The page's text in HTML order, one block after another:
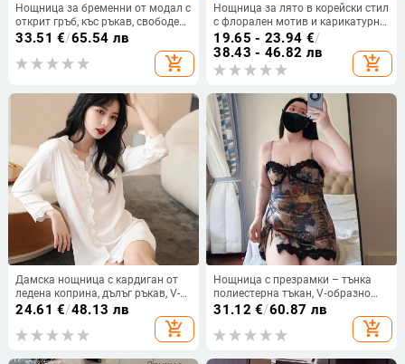
Нощница за бременни от модал с
открит гръб, къс ръкав, свободен
силует, вградени подплънки за
33.51 €/65.54 лв
add_shopping_cart
Нощница за лято в корейски стил
с флорален мотив и карикатурно
пате, Cloud Cotton Blend, кръгло
деколте, ръкав 3/4, миди
дължина
19.65 - 23.94 €/
38.43 - 46.82 лв
add_shopping_cart
Дамска нощница с кардиган от
ледена коприна, дълъг ръкав, V-
образно деколте, дантела, тънък
24.61 €/48.13 лв
add_shopping_cart
Нощница с презрамки – тънка
полиестерна тъкан, V‑образно
деколте, без ръкави, дишаща и
удобна (Състав: полиестер;
Дебелина: тънка 121–140 g/m2;
31.12 €/60.87 лв
add_shopping_cart